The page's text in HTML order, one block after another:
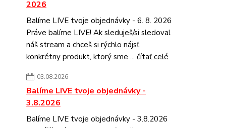
2026
Balíme LIVE tvoje objednávky - 6. 8. 2026
Práve balíme LIVE! Ak sleduješ/si sledoval
náš stream a chceš si rýchlo nájsť
konkrétny produkt, ktorý sme ... čítať celé
03.08.2026
Balíme LIVE tvoje objednávky -
3.8.2026
Balíme LIVE tvoje objednávky - 3.8.2026